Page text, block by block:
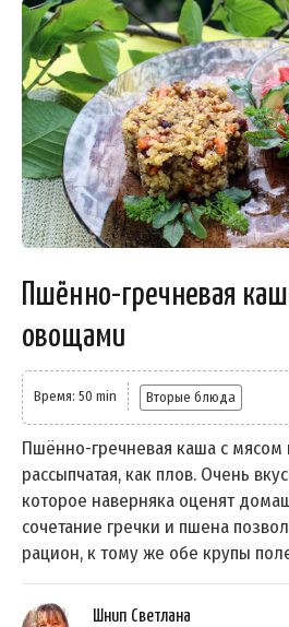
Пшённо-гречневая
овощами
Время: 50 min Вторые блюда
Пшённо-гречневая каша с мясом
рассыпчатая, как плов. Очень
которое наверняка оценят
сочетание гречки и пшена
рацион, к тому же обе крупы
Шнип Светлана